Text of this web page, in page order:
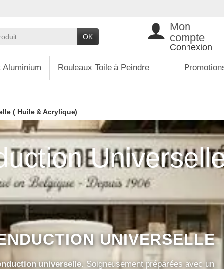
OK
Mon
compte
Connexion
Aluminium Rouleaux Toile à Peindre
( Huile & Acrylique)
UNIVERSELLE
universelle. Soigneusement préparées avec un